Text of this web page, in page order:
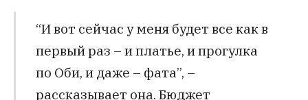
“И вот сейчас у меня будет все как в
первый раз – и платье, и прогулка
по Оби, и даже – фата”, –
рассказывает она. Бюджет